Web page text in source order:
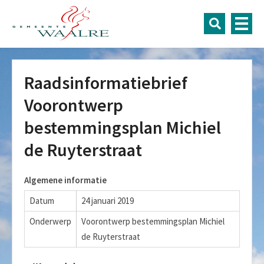
Raadsinformatiebrief
Voorontwerp
bestemmingsplan Michiel
de Ruyterstraat
Algemene informatie
Datum
24 januari 2019
Onderwerp
Voorontwerp bestemmingsplan Michiel
de Ruyterstraat